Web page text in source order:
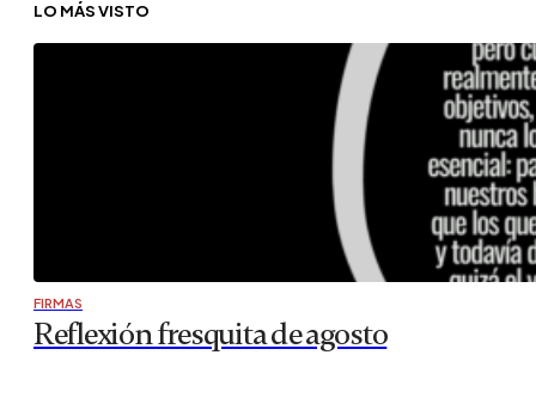
LO MÁS VISTO
FIRMAS
Reflexión fresquita de agosto